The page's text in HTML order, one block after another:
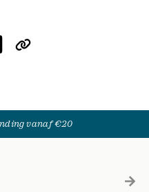
vanaf €20